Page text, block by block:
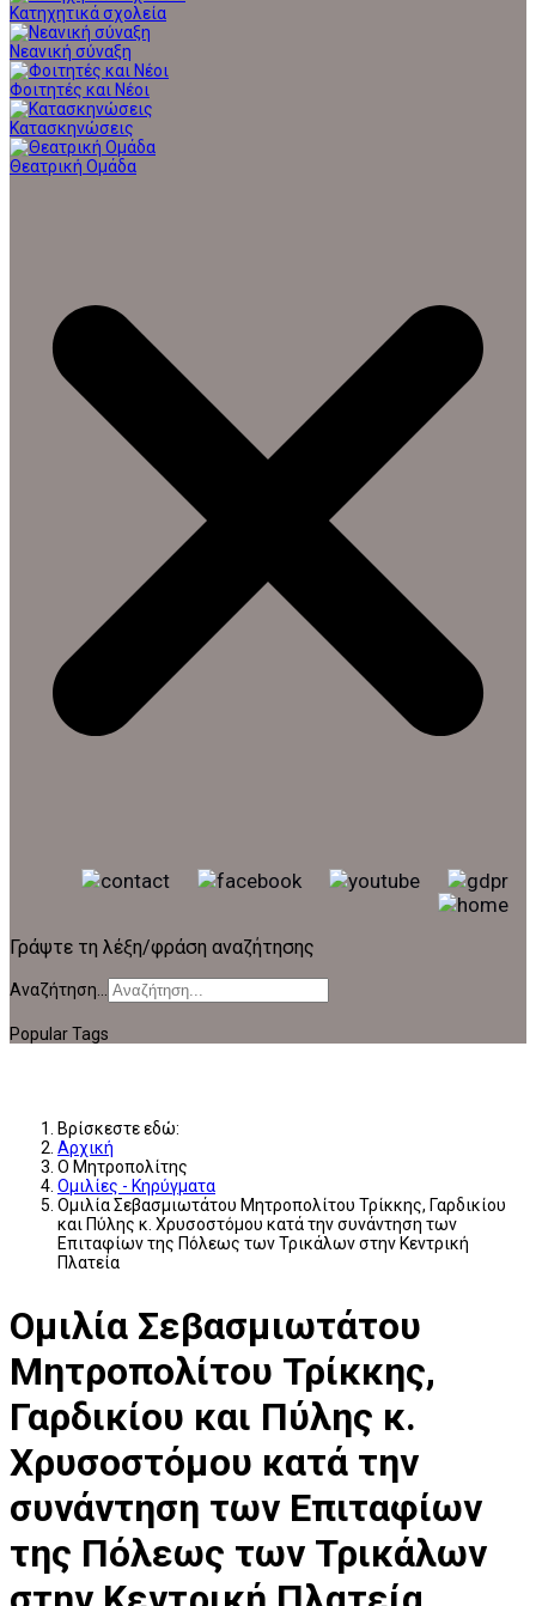
Κατηχητικά σχολεία
Νεανική σύναξη
Φοιτητές και Νέοι
Κατασκηνώσεις
Θεατρική Ομάδα
Γράψτε τη λέξη/φράση αναζήτησης
Αναζήτηση...
Popular Tags
Βρίσκεστε εδώ:
Αρχική
Ο Μητροπολίτης
Ομιλίες - Κηρύγματα
Ομιλία Σεβασμιωτάτου Μητροπολίτου Τρίκκης, Γαρδικίου
και Πύλης κ. Χρυσοστόμου κατά την συνάντηση των
Επιταφίων της Πόλεως των Τρικάλων στην Κεντρική
Πλατεία
Ομιλία Σεβασμιωτάτου
Μητροπολίτου Τρίκκης,
Γαρδικίου και Πύλης κ.
Χρυσοστόμου κατά την
συνάντηση των Επιταφίων
της Πόλεως των Τρικάλων